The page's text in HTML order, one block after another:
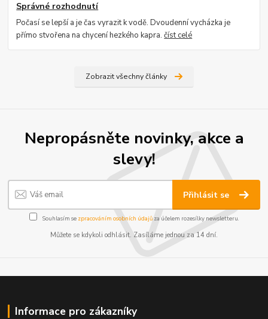
Správné rozhodnutí
Počasí se lepší a je čas vyrazit k vodě. Dvoudenní vycházka je
přímo stvořena na chycení hezkého kapra.číst celé
Zobrazit všechny články
Nepropásněte novinky, akce a
slevy!
Přihlásit se
Souhlasím se zpracováním osobních údajůza účelem rozesílky newsletteru.
Můžete se kdykoli odhlásit. Zasíláme jednou za 14 dní.
Informace pro zákazníky